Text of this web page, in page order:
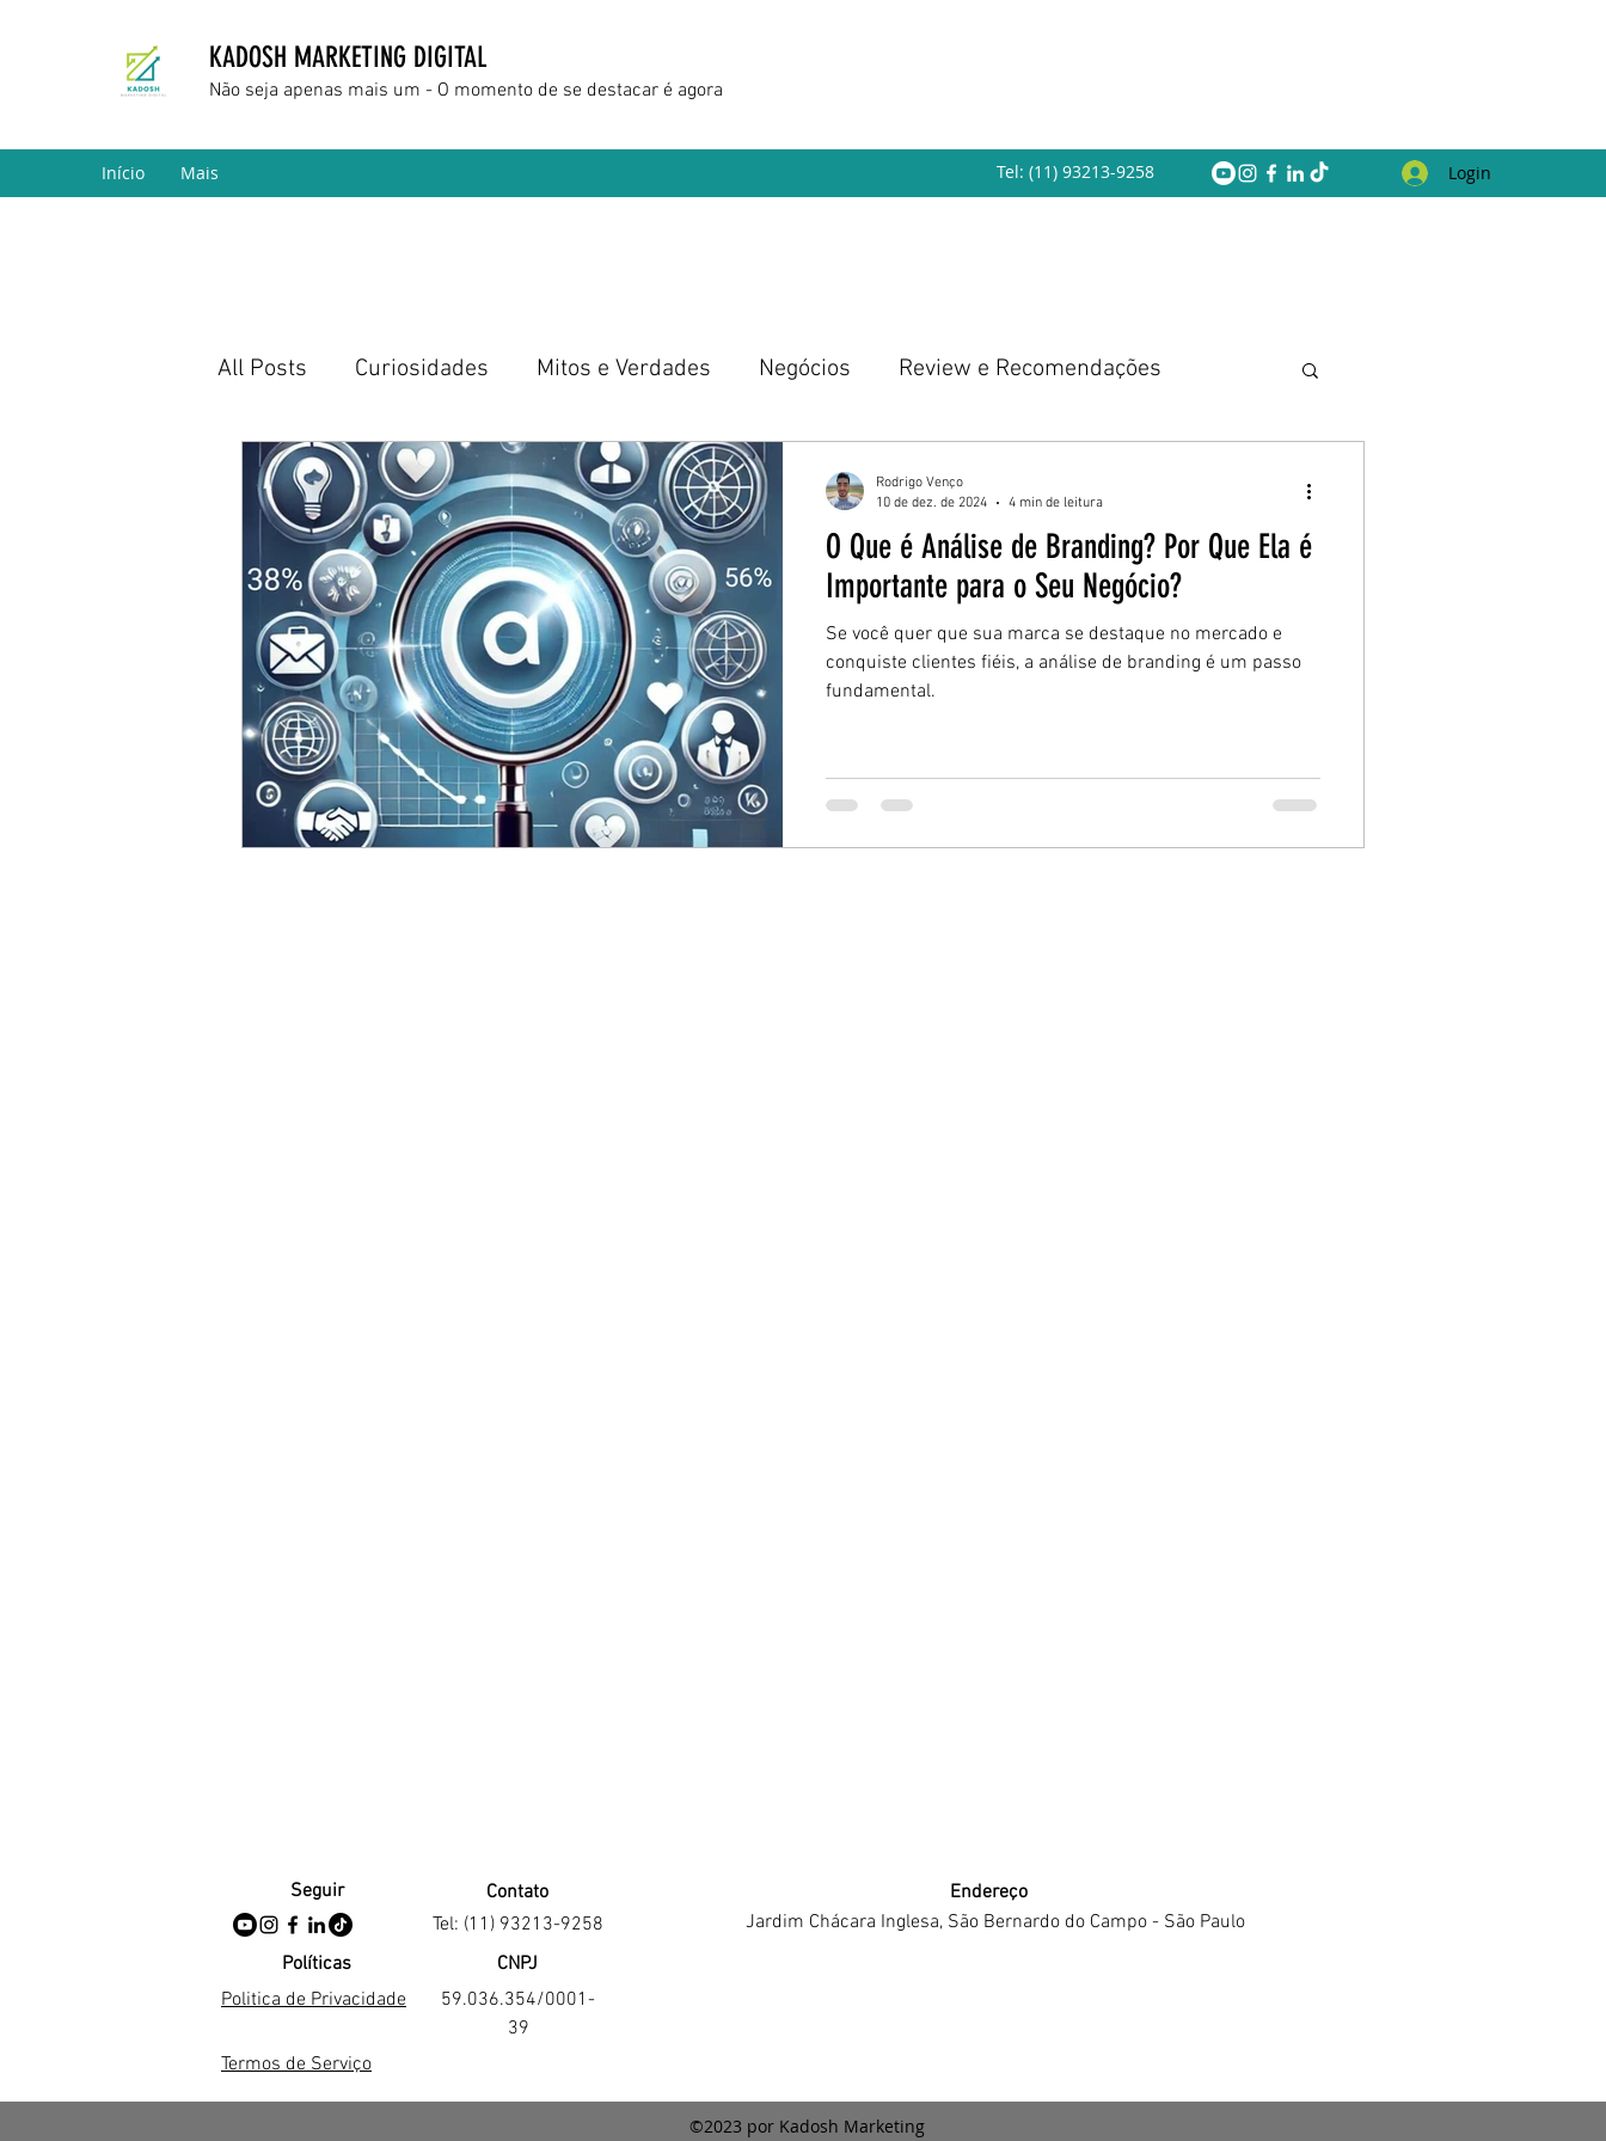
KADOSH MARKETING DIGITAL
Não seja apenas mais um - O momento de se destacar é agora
Início Mais Tel: (11) 93213-9258 Login
All Posts Curiosidades Mitos e Verdades Negócios Review e Recomendações
Marketing Digital Empreendedorismo
O Que é Análise de Branding? Por Que Ela é
Importante para o Seu Negócio?
Se você quer que sua marca se destaque no mercado e
conquiste clientes fiéis, a análise de branding é um passo
fundamental.
Rodrigo Venço
10 de dez. de 2024
4 min de leitura
Seguir
Políticas
Politica de Privacidade
Contato
Tel: (11) 93213-9258
CNPJ
59.036.354/0001-
39
Endereço
Jardim Chácara Inglesa, São Bernardo do Campo - São Paulo
Termos de Serviço
©2023 por Kadosh Marketing